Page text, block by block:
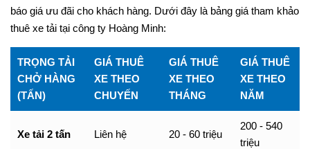
báo giá ưu đãi cho khách hàng. Dưới đây là bảng giá tham khảo
thuê xe tải tại công ty Hoàng Minh:
TRỌNG TẢI
CHỞ HÀNG
(TẤN)
GIÁ THUÊ
XE THEO
CHUYẾN
GIÁ THUÊ
XE THEO
THÁNG
GIÁ THUÊ
XE THEO
NĂM
Xe tải 2 tấn Liên hệ 20 - 60 triệu
200 - 540
triệu